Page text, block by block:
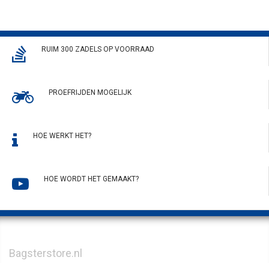
RUIM 300 ZADELS OP VOORRAAD
PROEFRIJDEN MOGELIJK
HOE WERKT HET?
HOE WORDT HET GEMAAKT?
Bagsterstore.nl